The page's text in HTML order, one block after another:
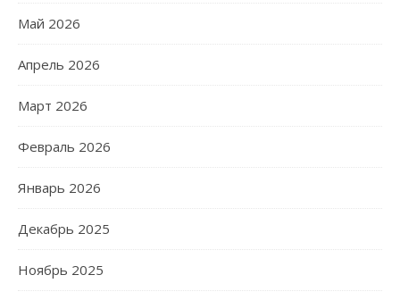
Май 2026
Апрель 2026
Март 2026
Февраль 2026
Январь 2026
Декабрь 2025
Ноябрь 2025